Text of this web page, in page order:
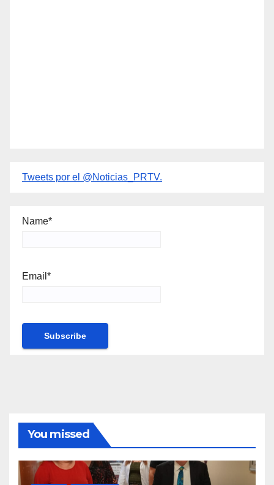
Tweets por el @Noticias_PRTV.
Name*
Email*
You missed